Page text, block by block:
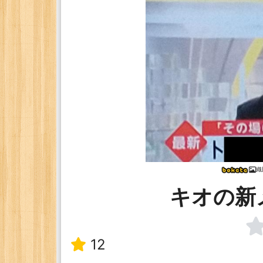
織
キオの
12